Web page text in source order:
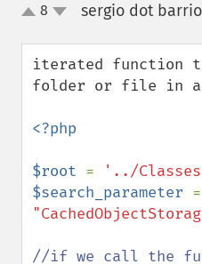
up8 sergio dot
iterated function
folder or file in a
<?php
$root = '../
$search_parameter
//if we call the